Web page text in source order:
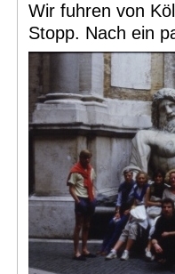
Wir fuhren von
Stopp. Nach ein